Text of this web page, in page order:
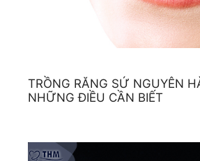
TRỒNG RĂNG SỨ NGUYÊN
NHỮNG ĐIỀU CẦN BIẾT